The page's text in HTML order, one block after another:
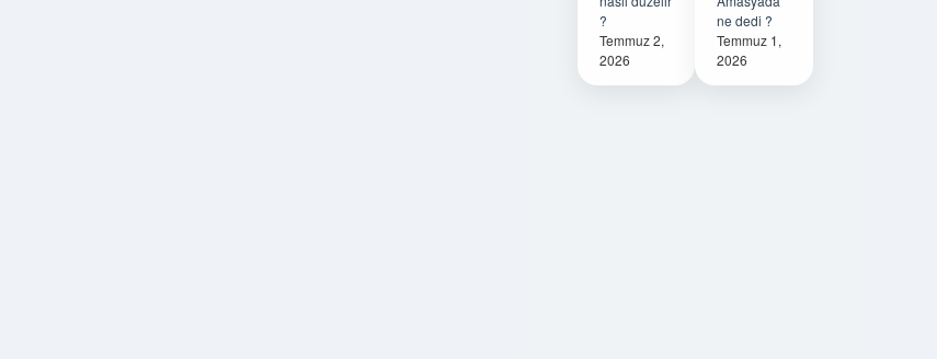
?
Temmuz 2,
2026
ne dedi ?
Temmuz 1,
2026